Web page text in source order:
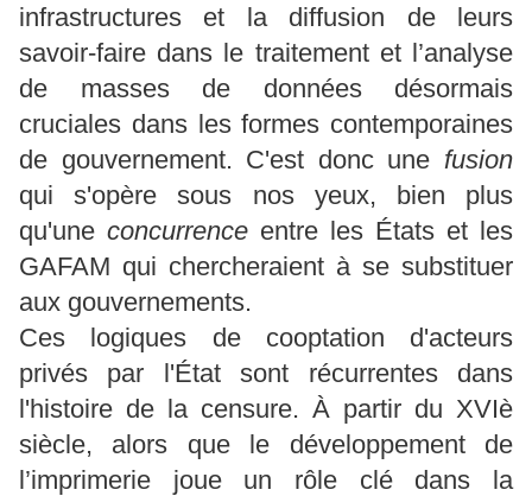
infrastructures et la diffusion de leurs
savoir-faire dans le traitement et l’analyse
de masses de données désormais
cruciales dans les formes contemporaines
de gouvernement. C'est donc une fusion
qui s'opère sous nos yeux, bien plus
qu'une concurrence entre les États et les
GAFAM qui chercheraient à se substituer
aux gouvernements.
Ces logiques de cooptation d'acteurs
privés par l'État sont récurrentes dans
l'histoire de la censure. À partir du XVIè
siècle, alors que le développement de
l’imprimerie joue un rôle clé dans la